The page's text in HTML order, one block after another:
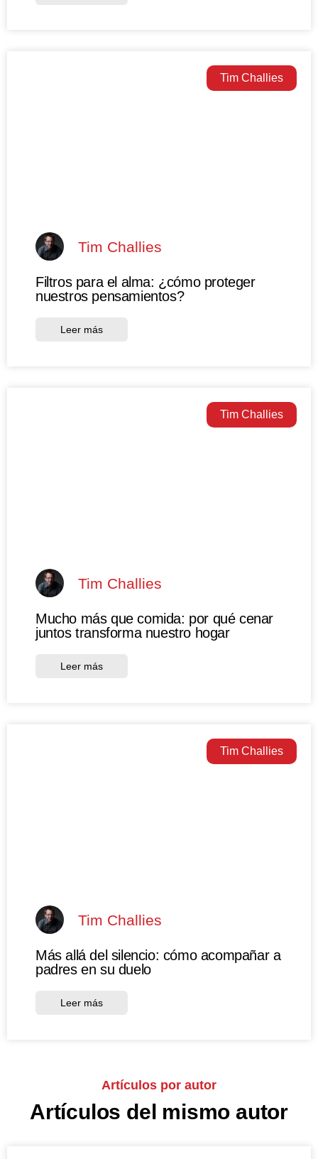
Tim Challies
Tim Challies
Filtros para el alma: ¿cómo proteger
nuestros pensamientos?
Leer más
Tim Challies
Tim Challies
Mucho más que comida: por qué cenar
juntos transforma nuestro hogar
Leer más
Tim Challies
Tim Challies
Más allá del silencio: cómo acompañar a
padres en su duelo
Leer más
Artículos por autor
Artículos del mismo autor